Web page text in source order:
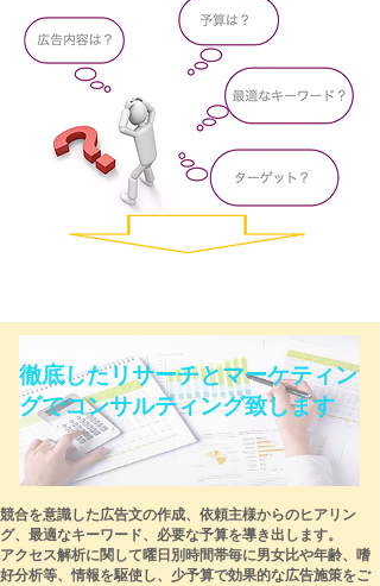
​徹底したリサーチとマーケティン
グでコンサルティング致します
競合を意識した広告文の作成、依頼主様からのヒアリン
グ、最適なキーワード、必要な予算を導き出します。
アクセス解析に関して曜日別時間帯毎に男女比や年齢、嗜
好分析等、情報を駆使し、少予算で効果的な広告施策をご